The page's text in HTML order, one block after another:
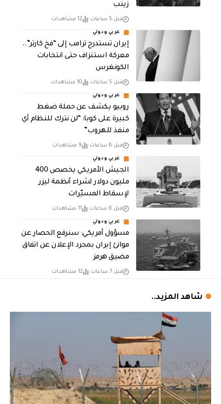
زينب
قبل 5 ساعات 12 مشاهدات
عربي ودولي
إيران تستدرج ترامب إلى “فخ كارتر”..
معركة استنزاف حتى انتخابات
الكونغرس
قبل 5 ساعات 10 مشاهدات
عربي ودولي
روبيو يكشف عن حملة ضغط
كبيرة على كوبا: “لن نترك للنظام أي
منفذ للهروب”
قبل 6 ساعات 9 مشاهدات
عربي ودولي
الجيش الأمريكي يخصص 400
مليون دولار لشراء أنظمة ليزر
لإسقاط المسيّرات
قبل 6 ساعات 11 مشاهدات
عربي ودولي
مسؤول أمريكي: سنرفع الحصار عن
موانئ إيران بمجرد الإعلان عن اتفاق
مضيق هرمز
قبل 7 ساعات 12 مشاهدات
شاهد المزيد..